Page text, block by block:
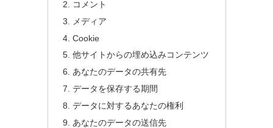
コメント
メディア
Cookie
他サイトからの埋め込みコンテンツ
あなたのデータの共有先
データを保存する期間
データに対するあなたの権利
あなたのデータの送信先